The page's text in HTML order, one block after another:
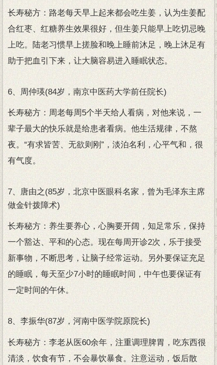
长寿秘方：路老每天早上起来都会吃生姜，认为生姜配
合红枣、红糖养生效果很好，但生姜只能早上吃切忌晚
上吃。陆老习惯早上搓脸和晚上睡前沐足，晚上沐足有
助于把血引下来，让大脑容易进入睡眠状态。
6、周仲瑛(84岁，南京中医药大学前任院长)
长寿秘方：周老每周5个半天给人看病，对他来说，一
辈子最大的快乐就是给患者看病。他生活规律，不熬
夜。“有求皆苦、无欲则刚”，淡泊名利，心平气和，很
有气度。
7、唐由之(85岁，北京中医眼科名家，曾为毛泽东主席
做金针拨障术)
长寿秘方：养生要养心，心胸要开阔，知足常乐，保持
一个豁达、平和的心态。现在每周开诊2次，乐于接受
新事物，不断思考，让脑子经常运动。另外要保证充足
的睡眠，每天至少7小时的睡眠时间，中午也要保证有
一定时间的午休。
8、李振华(87岁，河南中医学院原院长)
长寿秘方：李老从医60余年，注重调理脾胃，吃东西很
清淡，饮食有节，不会暴饮暴食。注意运动，饭后散